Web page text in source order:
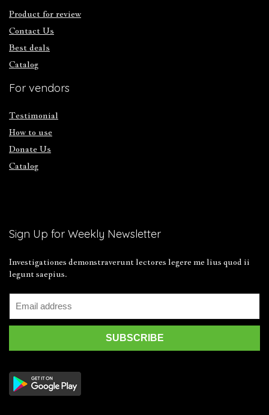
Product for review
Contact Us
Best deals
Catalog
For vendors
Testimonial
How to use
Donate Us
Catalog
Sign Up for Weekly Newsletter
Investigationes demonstraverunt lectores legere me lius quod ii
legunt saepius.